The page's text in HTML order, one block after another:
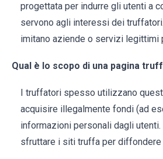
progettata per indurre gli utenti a
servono agli interessi dei
imitano aziende o servizi legittimi
Qual è lo scopo di una pagina
I truffatori spesso utilizzano
acquisire illegalmente fondi (ad
informazioni personali dagli
sfruttare i siti truffa per diffondere